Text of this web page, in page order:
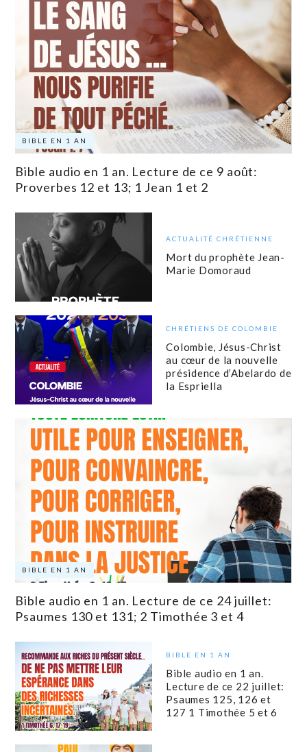
BIBLE EN 1 AN
Bible audio en 1 an. Lecture de ce 9 août:
Proverbes 12 et 13; 1 Jean 1 et 2
ACTUALITÉ CHRÉTIENNE
Mort du prophète Jean-
Marie Domoraud
CHRÉTIENS DE COLOMBIE
Colombie, Jésus-Christ
au cœur de la nouvelle
présidence d’Abelardo de
la Espriella
BIBLE EN 1 AN
Bible audio en 1 an. Lecture de ce 24 juillet:
Psaumes 130 et 131; 2 Timothée 3 et 4
BIBLE EN 1 AN
Bible audio en 1 an.
Lecture de ce 22 juillet:
Psaumes 125, 126 et
127 1 Timothée 5 et 6